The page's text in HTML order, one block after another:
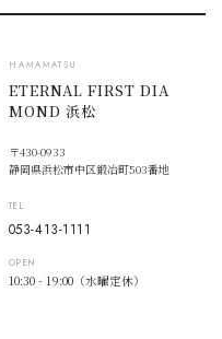
HAMAMATSU
ETERNAL FIRST DIA
MOND 浜松
〒430-0933
静岡県浜松市中区鍛冶町503番地
TEL
053-413-1111
OPEN
10:30 - 19:00（水曜定休）